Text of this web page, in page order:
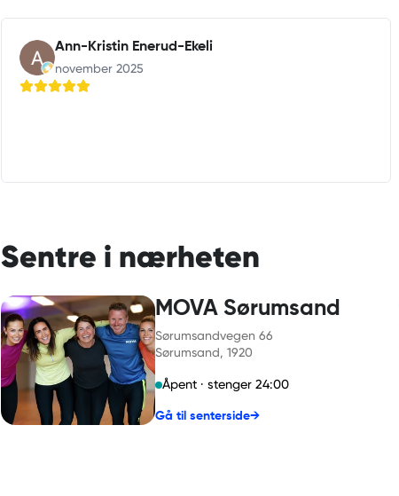
Ann-Kristin Enerud-Ekeli
november 2025
Sentre i nærheten
MOVA Sørumsand
Sørumsandvegen 66
Sørumsand, 1920
Åpent · stenger 24:00
Gå til senterside→